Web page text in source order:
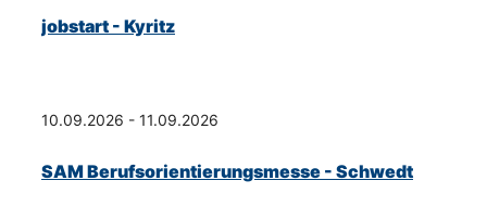
jobstart - Kyritz
10.09.2026 - 11.09.2026
SAM Berufsorientierungsmesse - Schwedt